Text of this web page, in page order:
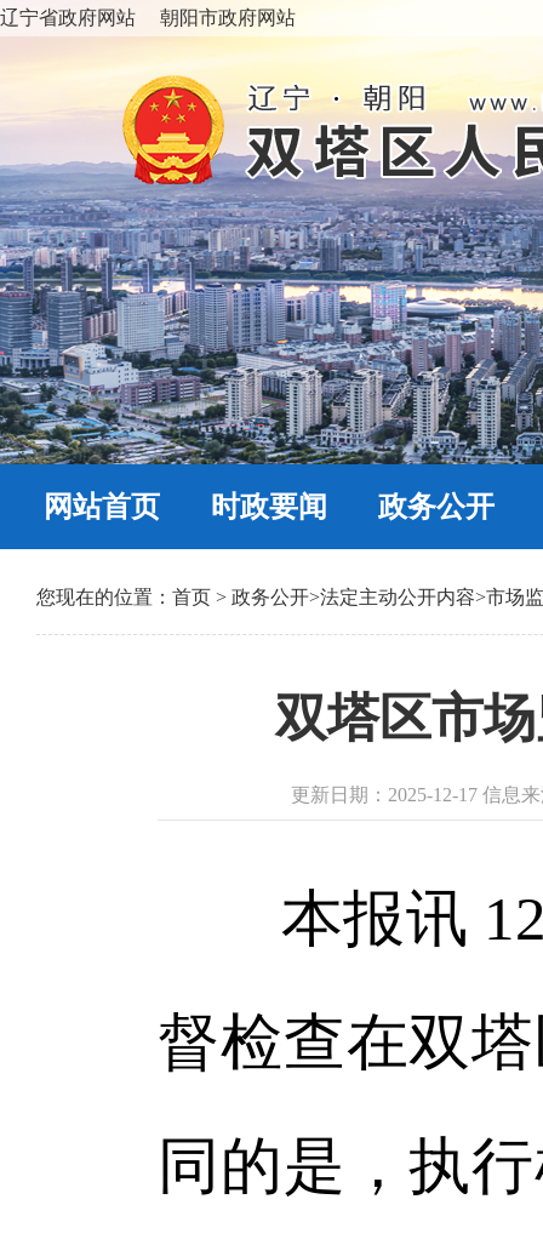
辽宁省政府网站 朝阳市政府网站
网站首页 时政要闻 政务公开
您现在的位置： 首页 > 政务公开>法定主动公开内容>市场
双塔区市
更新日期：2025-12-17 信息
本报讯 12
督检查在双
同的是，执